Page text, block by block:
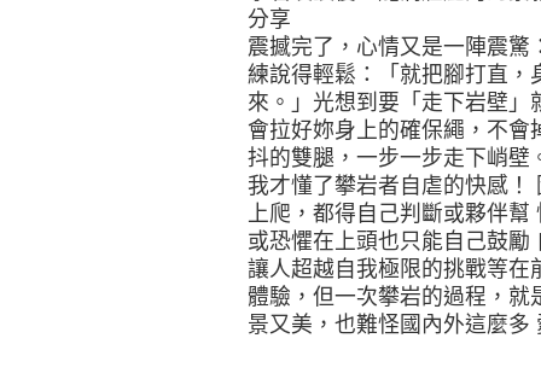
分享
震撼完了，心情又是一陣震
練說得輕鬆：「就把腳打直，
來。」光想到要「走下岩壁
會拉好妳身上的確保繩，不會
抖的雙腿，一步一步走下峭壁
我才懂了攀岩者自虐的快感
上爬，都得自己判斷或夥伴
或恐懼在上頭也只能自己鼓
讓人超越自我極限的挑戰等在
體驗，但一次攀岩的過程，
景又美，也難怪國內外這麼